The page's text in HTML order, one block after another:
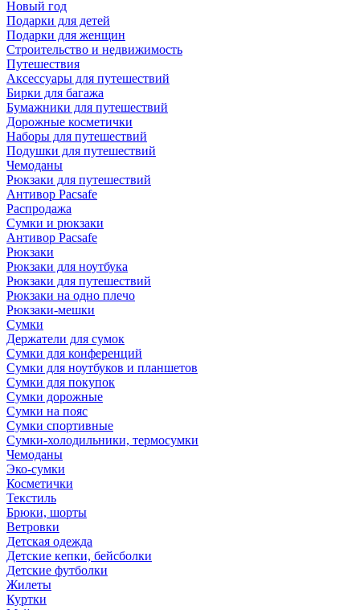
Новый год
Подарки для детей
Подарки для женщин
Строительство и недвижимость
Путешествия
Аксессуары для путешествий
Бирки для багажа
Бумажники для путешествий
Дорожные косметички
Наборы для путешествий
Подушки для путешествий
Чемоданы
Рюкзаки для путешествий
Антивор Pacsafe
Распродажа
Сумки и рюкзаки
Антивор Pacsafe
Рюкзаки
Рюкзаки для ноутбука
Рюкзаки для путешествий
Рюкзаки на одно плечо
Рюкзаки-мешки
Сумки
Держатели для сумок
Сумки для конференций
Сумки для ноутбуков и планшетов
Сумки для покупок
Сумки дорожные
Сумки на пояс
Сумки спортивные
Сумки-холодильники, термосумки
Чемоданы
Эко-сумки
Косметички
Текстиль
Брюки, шорты
Ветровки
Детская одежда
Детские кепки, бейсболки
Детские футболки
Жилеты
Куртки